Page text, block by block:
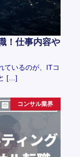
！仕事内容や
ているのが、ITコ
[…]
コンサル業界